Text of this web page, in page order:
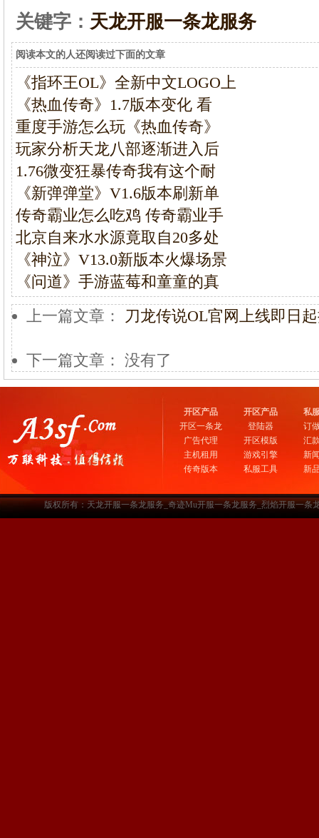
关键字： 天龙开服一条龙服务
阅读本文的人还阅读过下面的文章
《指环王OL》全新中文LOGO上
《热血传奇》1.7版本变化 看
重度手游怎么玩《热血传奇》
玩家分析天龙八部逐渐进入后
1.76微变狂暴传奇我有这个耐
《新弹弹堂》V1.6版本刷新单
传奇霸业怎么吃鸡 传奇霸业手
北京自来水水源竟取自20多处
《神泣》V13.0新版本火爆场景
《问道》手游蓝莓和童童的真
上一篇文章： 刀龙传说OL官网上线即日
下一篇文章： 没有了
开区产品
开区一条龙
广告代理
主机租用
传奇版本
开区产品
登陆器
开区模版
游戏引擎
私服工具
私
订
汇
新
新
版权所有：天龙开服一条龙服务_奇迹Mu开服一条龙服务_烈焰开服一条